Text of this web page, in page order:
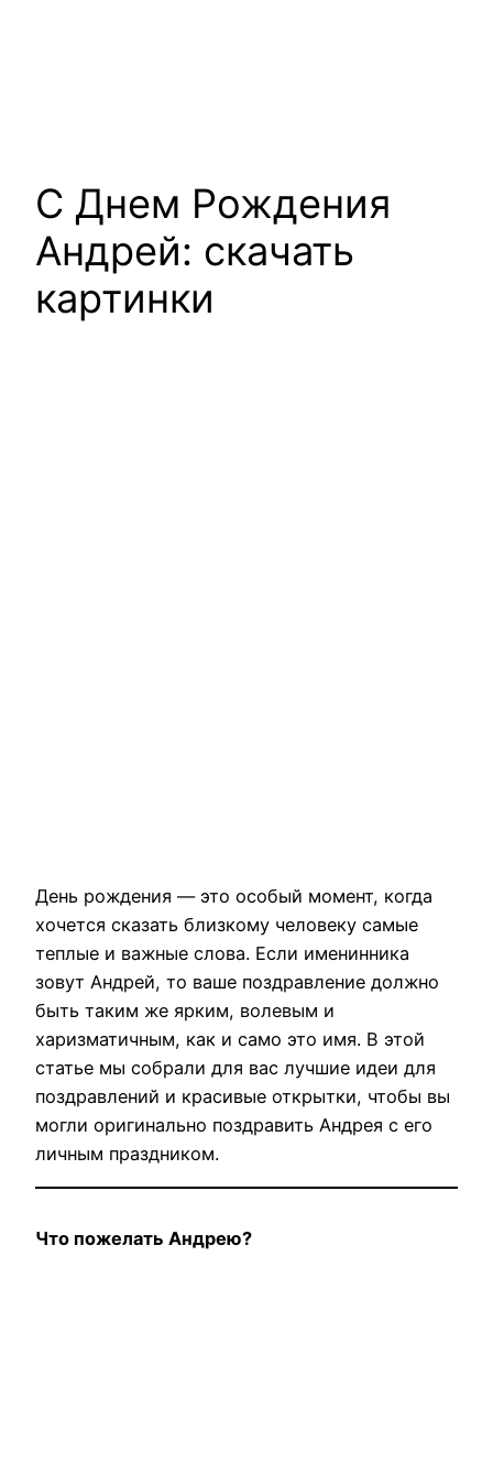
С Днем Рождения
Андрей: скачать
картинки
День рождения — это особый момент, когда
хочется сказать близкому человеку самые
теплые и важные слова. Если именинника
зовут Андрей, то ваше поздравление должно
быть таким же ярким, волевым и
харизматичным, как и само это имя. В этой
статье мы собрали для вас лучшие идеи для
поздравлений и красивые открытки, чтобы вы
могли оригинально поздравить Андрея с его
личным праздником.
Что пожелать Андрею?